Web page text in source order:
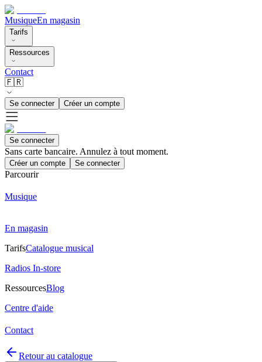
MusiqueEn magasin
Tarifs
Ressources
Contact
🇫🇷
Se connecter Créer un compte
Se connecter
Sans carte bancaire. Annulez à tout moment.
Créer un compte Se connecter
Parcourir
Musique
En magasin
TarifsCatalogue musical
Radios In-store
RessourcesBlog
Centre d'aide
Contact
Retour au catalogue